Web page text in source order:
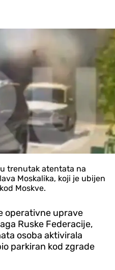
trenutak atentata na
Moskalika, koji je ubijen
Moskve.
operativne uprave
Ruske Federacije,
osoba aktivirala
parkiran kod zgrade